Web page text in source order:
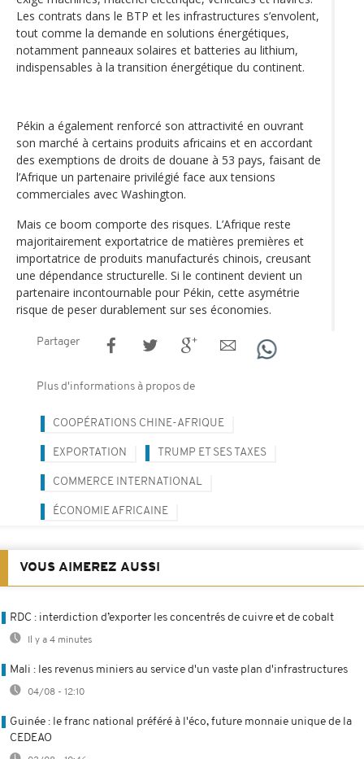
Les contrats dans le BTP et les infrastructures s’envolent,
tout comme la demande en solutions énergétiques,
notamment panneaux solaires et batteries au lithium,
indispensables à la transition énergétique du continent.
Pékin a également renforcé son attractivité en ouvrant
son marché à certains produits africains et en accordant
des exemptions de droits de douane à 53 pays, faisant de
l’Afrique un partenaire privilégié face aux tensions
commerciales avec Washington.
Mais ce boom comporte des risques. L’Afrique reste
majoritairement exportatrice de matières premières et
importatrice de produits manufacturés chinois, creusant
une dépendance structurelle. Si le continent devient un
partenaire incontournable pour Pékin, cette asymétrie
risque de peser durablement sur ses économies.
Partager
Plus d'informations à propos de
COOPÉRATIONS CHINE-AFRIQUE
EXPORTATION TRUMP ET SES TAXES
COMMERCE INTERNATIONAL
ÉCONOMIE AFRICAINE
VOUS AIMEREZ AUSSI
RDC : interdiction d’exporter les concentrés de cuivre et de cobalt
Il y a 4 minutes
Mali : les revenus miniers au service d'un vaste plan d'infrastructures
04/08 - 12:10
Guinée : le franc national préféré à l'éco, future monnaie unique de la
CEDEAO